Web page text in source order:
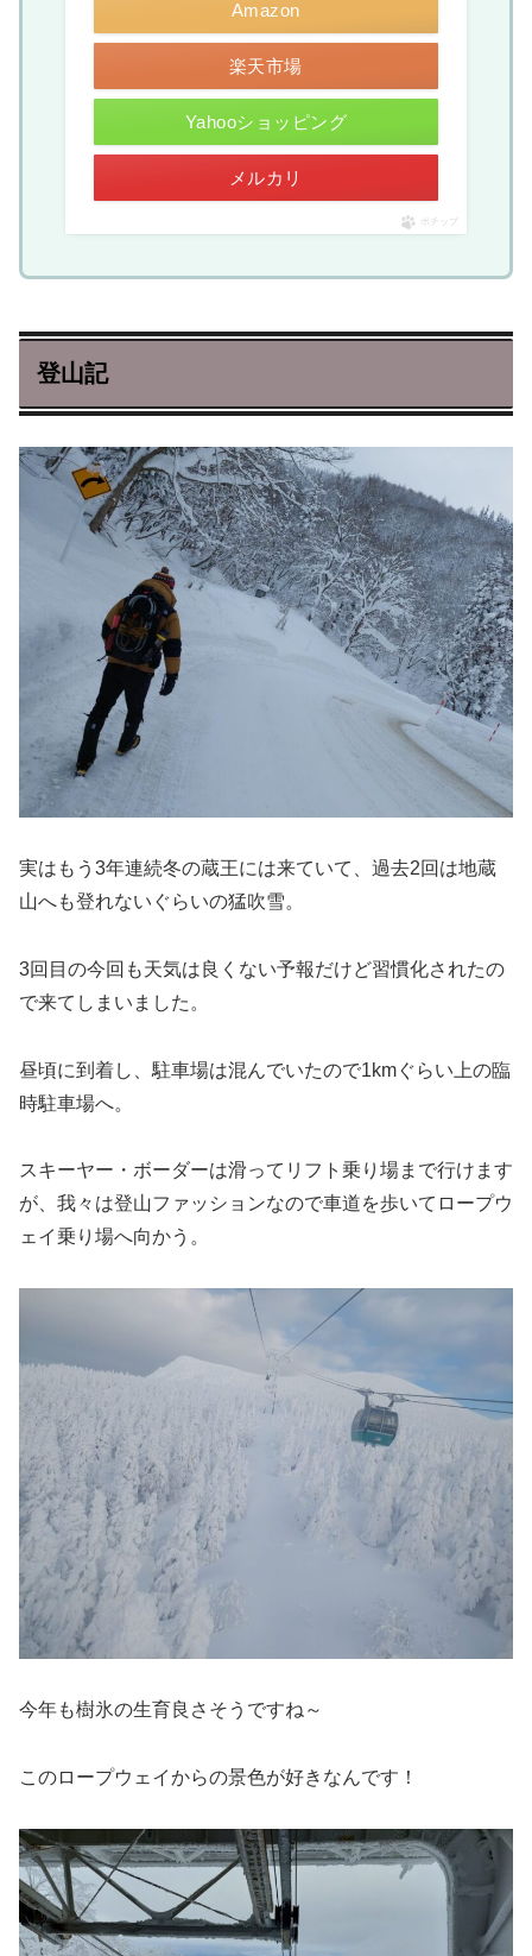
Amazon
楽天市場
Yahooショッピング
メルカリ
ポチップ
登山記
実はもう3年連続冬の蔵王には来ていて、過去2回は地蔵
山へも登れないぐらいの猛吹雪。
3回目の今回も天気は良くない予報だけど習慣化されたの
で来てしまいました。
昼頃に到着し、駐車場は混んでいたので1kmぐらい上の臨
時駐車場へ。
スキーヤー・ボーダーは滑ってリフト乗り場まで行けます
が、我々は登山ファッションなので車道を歩いてロープウ
ェイ乗り場へ向かう。
今年も樹氷の生育良さそうですね～
このロープウェイからの景色が好きなんです！